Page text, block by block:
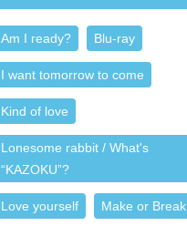
Am I ready? Blu-ray
I want tomorrow to come
Kind of love
Lonesome rabbit / What's
“KAZOKU”?
Love yourself Make or Break